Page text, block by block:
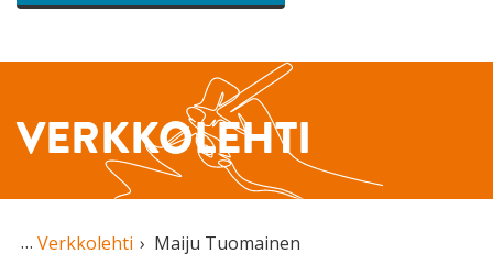
VERKKOLEHTI
Verkkolehti Maiju Tuomainen